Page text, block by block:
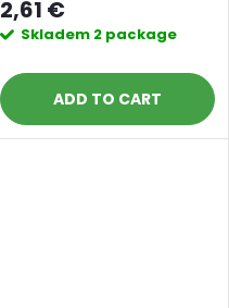
2,61 €
Skladem 2 package
ADD TO CART